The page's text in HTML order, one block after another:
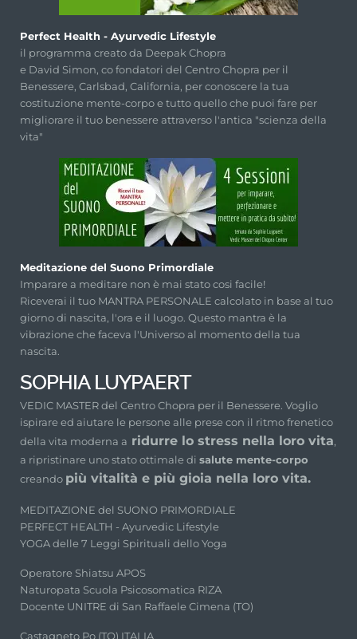
Perfect Health - Ayurvedic Lifestyle
il programma creato da Deepak Chopra
e David Simon, co fondatori del Centro Chopra per il
Benessere, Carlsbad, California, per conoscere la tua
costituzione mente-corpo e tutto quello che puoi fare per
migliorare il tuo benessere attraverso l'antica "scienza della
vita"
Meditazione del Suono Primordiale
Imparare a meditare non è mai stato cosi facile!
Riceverai il tuo MANTRA PERSONALE calcolato in base al tuo
giorno di nascita, l'ora e il luogo. Questo mantra è la
vibrazione che faceva l'Universo al momento della tua
nascita.
SOPHIA LUYPAERT
VEDIC MASTER del Centro Chopra per il Benessere. Voglio
ispirare ed aiutare le persone alle prese con il ritmo frenetico
della vita moderna a ridurre lo stress nella loro vita,
a ripristinare uno stato ottimale di salute mente-corpo
creando più vitalità e più gioia nella loro vita.
MEDITAZIONE del SUONO PRIMORDIALE
PERFECT HEALTH - Ayurvedic Lifestyle
YOGA delle 7 Leggi Spirituali dello Yoga
Operatore Shiatsu APOS
Naturopata Scuola Psicosomatica RIZA
Docente UNITRE di San Raffaele Cimena (TO)
Castagneto Po (TO) ITALIA